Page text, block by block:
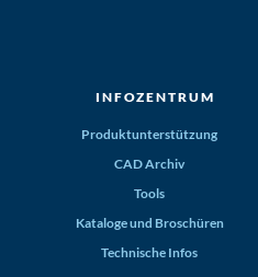
INFOZENTRUM
Produktunterstützung
CAD Archiv
Tools
Kataloge und Broschüren
Technische Infos